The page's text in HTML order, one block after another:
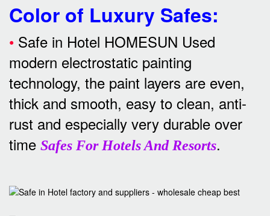
Color of Luxury Safes:
• Safe in Hotel HOMESUN Used
modern electrostatic painting
technology, the paint layers are even,
thick and smooth, easy to clean, anti-
rust and especially very durable over
time Safes For Hotels And Resorts.